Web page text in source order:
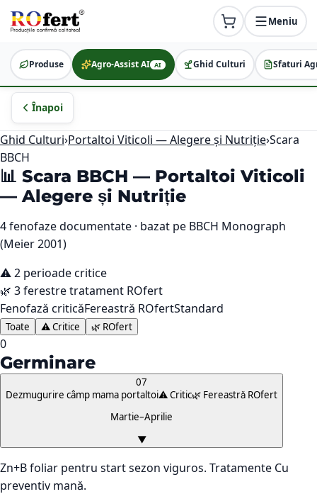
Meniu
Produse Agro-Assist AI AI Ghid Culturi Sfaturi
Înapoi
Ghid Culturi›Portaltoi Viticoli — Alegere și Nutriție›Scara
BBCH
📊 Scara BBCH — Portaltoi Viticoli
— Alegere și Nutriție
4fenofaze documentate · bazat pe BBCH Monograph
(Meier 2001)
⚠️2 perioade critice
🌿 3ferestre tratament ROfert
Fenofază criticăFereastră ROfertStandard
Toate ⚠️ Critice 🌿 ROfert
0
Germinare
07
Dezmugurire câmp mama portaltoi⚠️ Critic🌿 Fereastră ROfert
Martie–Aprilie
▼
Zn+B foliar pentru start sezon viguros. Tratamente Cu
preventiv mană.